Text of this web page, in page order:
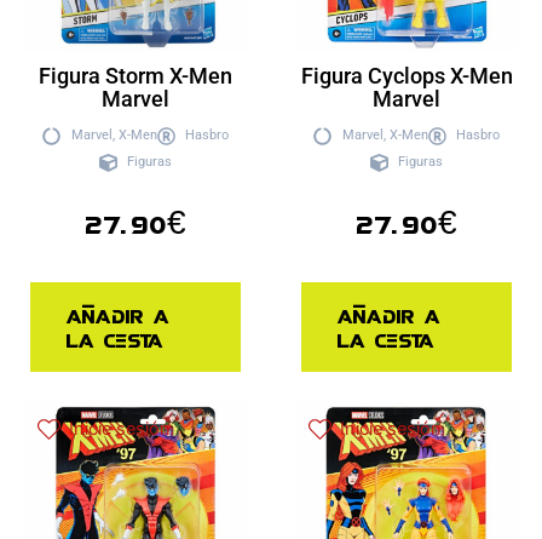
Figura Storm X-Men
Marvel
Marvel , X-Men
Hasbro
Figuras
27.90€
Añadir a
la cesta
Figura Cyclops X-Men
Marvel
Marvel , X-Men
Hasbro
Figuras
27.90€
Añadir a
la cesta
Inicie sesión Inicie sesión